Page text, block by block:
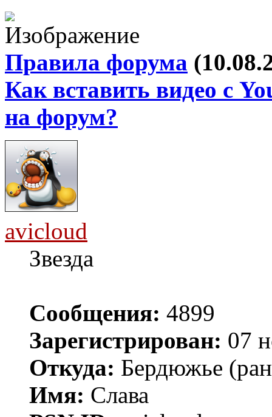
Правила форума
Как вставить видео с
на форум?
avicloud
Звезда
Сообщения: 4899
Зарегистрирован: 07
Откуда: Бердюжье
Имя: Слава